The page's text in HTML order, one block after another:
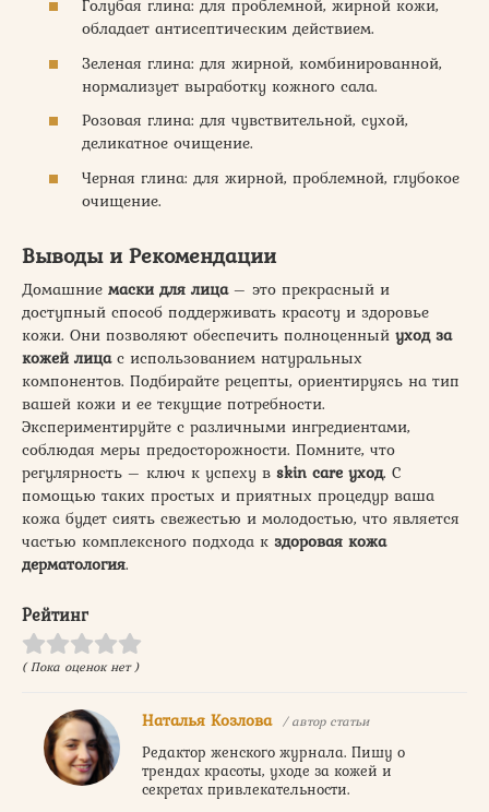
Голубая глина: для проблемной, жирной кожи,
обладает антисептическим действием.
Зеленая глина: для жирной, комбинированной,
нормализует выработку кожного сала.
Розовая глина: для чувствительной, сухой,
деликатное очищение.
Черная глина: для жирной, проблемной, глубокое
очищение.
Выводы и Рекомендации
Домашние маски для лица– это прекрасный и
доступный способ поддерживать красоту и здоровье
кожи. Они позволяют обеспечить полноценный уход за
кожей лицас использованием натуральных
компонентов. Подбирайте рецепты, ориентируясь на тип
вашей кожи и ее текущие потребности.
Экспериментируйте с различными ингредиентами,
соблюдая меры предосторожности. Помните, что
регулярность – ключ к успеху в skin care уход. С
помощью таких простых и приятных процедур ваша
кожа будет сиять свежестью и молодостью, что является
частью комплексного подхода к здоровая кожа
дерматология.
Рейтинг
( Пока оценок нет )
Наталья Козлова / автор статьи
Редактор женского журнала. Пишу о
трендах красоты, уходе за кожей и
секретах привлекательности.